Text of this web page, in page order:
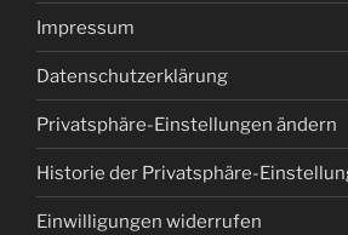
Impressum
Datenschutzerklärung
Privatsphäre-Einstellungen ändern
Historie der Privatsphäre-
Einwilligungen widerrufen